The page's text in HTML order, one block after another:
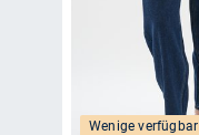
Wenige verfügbar